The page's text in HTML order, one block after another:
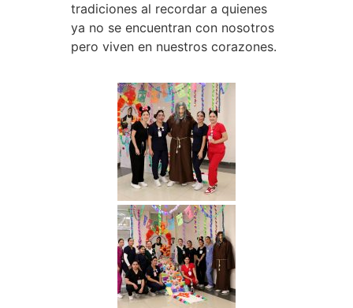
tradiciones al recordar a quienes
ya no se encuentran con nosotros
pero viven en nuestros corazones.